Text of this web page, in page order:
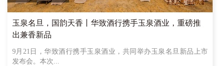
玉泉名旦，国韵天香丨华致酒行携手玉泉酒业，重磅推
出兼香新品
9月21日，华致酒行携手玉泉酒业，共同举办玉泉名旦新品上市
发布会。本次...